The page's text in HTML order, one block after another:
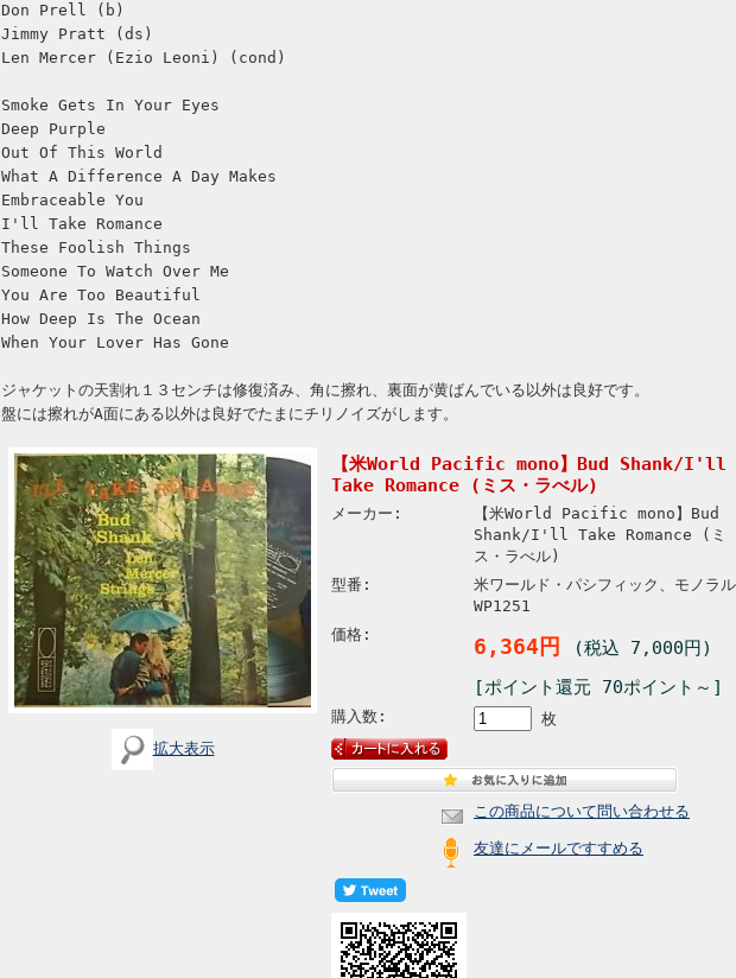
Don Prell (b)
Jimmy Pratt (ds)
Len Mercer (Ezio Leoni) (cond)
Smoke Gets In Your Eyes
Deep Purple
Out Of This World
What A Difference A Day Makes
Embraceable You
I'll Take Romance
These Foolish Things
Someone To Watch Over Me
You Are Too Beautiful
How Deep Is The Ocean
When Your Lover Has Gone
ジャケットの天割れ１３センチは修復済み、角に擦れ、裏面が黄ばんでいる以外は良好です。
盤には擦れがA面にある以外は良好でたまにチリノイズがします。
拡大表示
【米World Pacific mono】Bud Shank/I'll
Take Romance (ミス・ラべル)
メーカー:
【米World Pacific mono】Bud
Shank/I'll Take Romance (ミ
ス・ラべル)
型番:
米ワールド・パシフィック、モノラ
WP1251
価格:
6,364円
(税込 7,000円)
[ポイント還元 70ポイント～]
購入数: 枚
この商品について問い合わせる
友達にメールですすめる